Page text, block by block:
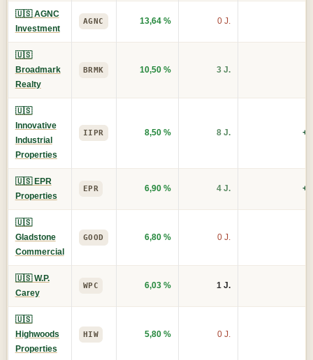
🇺🇸 AGNC
Investment
AGNC 13,64 % 0 J.
🇺🇸
Broadmark
Realty
BRMK 10,50 % 3 J.
🇺🇸
Innovative
Industrial
Properties
IIPR 8,50 % 8 J.
🇺🇸 EPR
Properties
EPR 6,90 % 4 J.
🇺🇸
Gladstone
Commercial
GOOD 6,80 % 0 J.
🇺🇸 W.P.
Carey
WPC 6,03 % 1 J.
🇺🇸
Highwoods
Properties
HIW 5,80 % 0 J.